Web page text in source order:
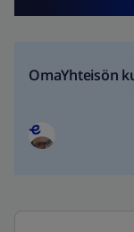
OmaYhteisön